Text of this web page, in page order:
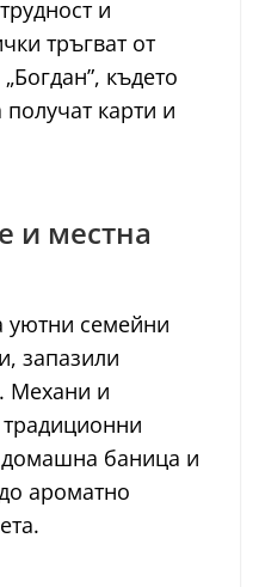
и
тръгват от
където
получат карти и
и местна
уютни семейни
запазили
Механи и
традиционни
баница и
ароматно